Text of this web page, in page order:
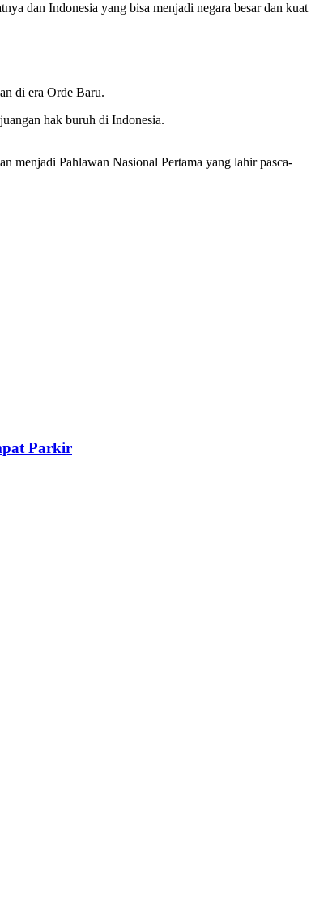
dan Indonesia yang bisa menjadi negara besar dan kuat
di era Orde Baru.
hak buruh di Indonesia.
menjadi Pahlawan Nasional Pertama yang lahir pasca-
Parkir